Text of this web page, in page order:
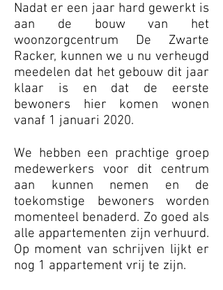
Nadat er een jaar hard gewerkt is
aan de bouw van het
woonzorgcentrum De Zwarte
Racker, kunnen we u nu verheugd
meedelen dat het gebouw dit jaar
klaar is en dat de eerste
bewoners hier komen wonen
vanaf 1 januari 2020.
We hebben een prachtige groep
medewerkers voor dit centrum
aan kunnen nemen en de
toekomstige bewoners worden
momenteel benaderd. Zo goed als
alle appartementen zijn verhuurd.
Op moment van schrijven lijkt er
nog 1 appartement vrij te zijn.